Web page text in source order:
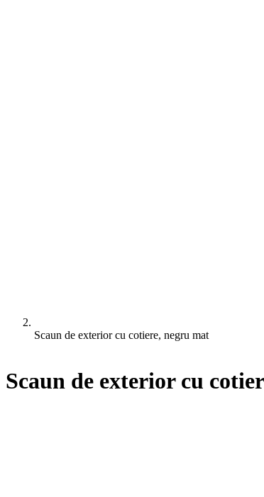
Scaun de exterior cu cotiere, negru mat
Scaun de exterior cu